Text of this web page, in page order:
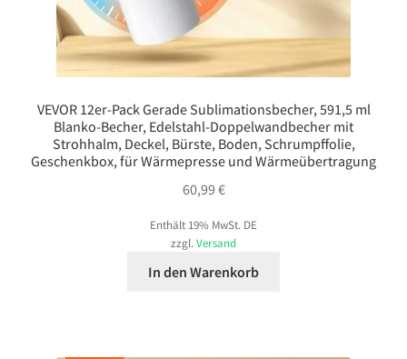
VEVOR 12er-Pack Gerade Sublimationsbecher, 591,5 ml
Blanko-Becher, Edelstahl-Doppelwandbecher mit
Strohhalm, Deckel, Bürste, Boden, Schrumpffolie,
Geschenkbox, für Wärmepresse und Wärmeübertragung
60,99 €
Enthält 19% MwSt. DE
zzgl. Versand
In den Warenkorb